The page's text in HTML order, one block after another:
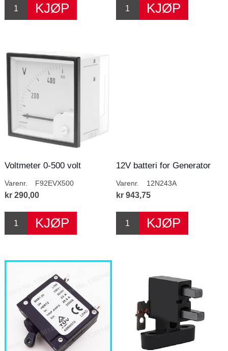
Voltmeter 0-500 volt
Varenr. F92EVX500
kr 290,00
12V batteri for Generator
Varenr. 12N243A
kr 943,75